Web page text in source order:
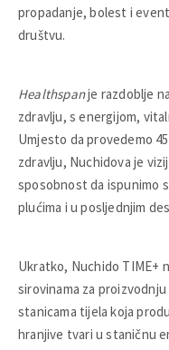
propadanje, bolest i
društvu.
Healthspanje razdoblje
zdravlju, s energijom,
Umjesto da provedemo
zdravlju, Nuchidova je
sposobnost da ispunimo
plućima i u posljednjim
Ukratko, Nuchido TIME+
sirovinama za proizvodnju
stanicama tijela koja
hranjive tvari u staničnu